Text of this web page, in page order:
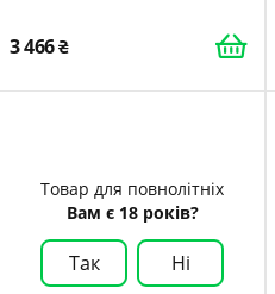
тактичні черевики
3 466
Товар для повнолітніх
Вам є 18 років?
Так Ні